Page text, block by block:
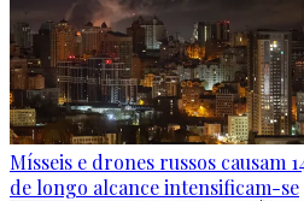
Mísseis e drones russos causam
de longo alcance intensificam-se